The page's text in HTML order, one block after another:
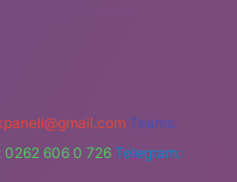
Teams:
0262 606 0 726 Telegram: